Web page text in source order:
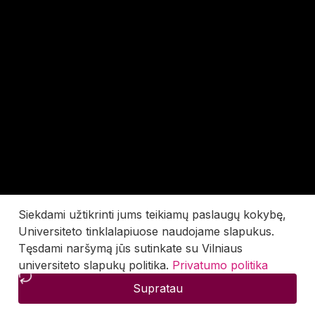
Siekdami užtikrinti jums teikiamų paslaugų kokybę,
Universiteto tinklalapiuose naudojame slapukus.
Tęsdami naršymą jūs sutinkate su Vilniaus
universiteto slapukų politika. Privatumo politika
Supratau